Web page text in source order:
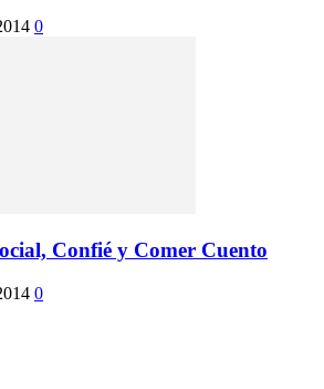
0
Confié y Comer Cuento
0